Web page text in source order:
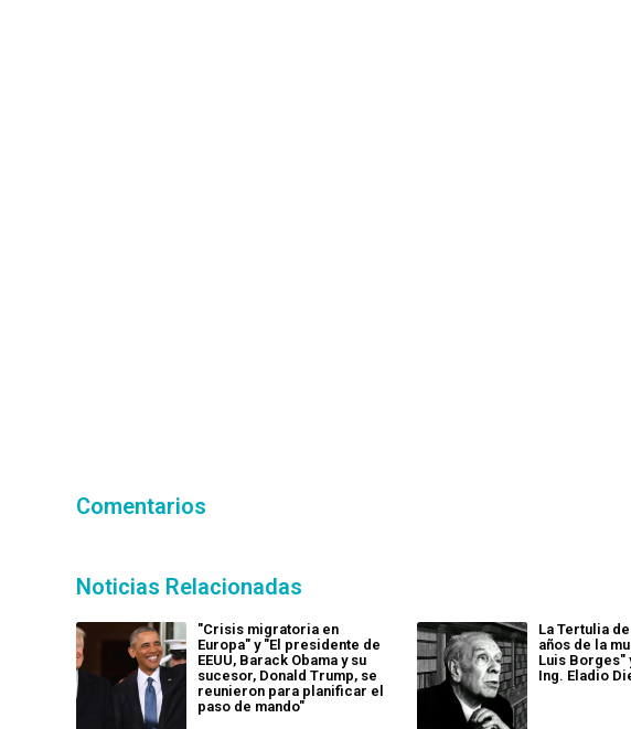
Comentarios
Noticias Relacionadas
"Crisis migratoria en
Europa" y "El presidente de
EEUU, Barack Obama y su
sucesor, Donald Trump, se
reunieron para planificar el
paso de mando"
La Tertulia
años de la
Luis Borges"
Ing. Eladio